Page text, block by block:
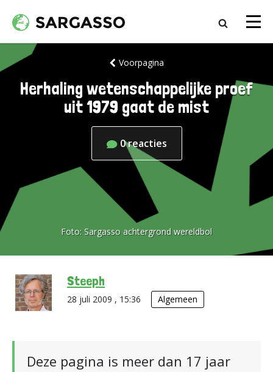
Voorpagina
Herhaling wetenschappelijke proef
uit 1979 gaat de mist
0reacties
Foto: Sargasso achtergrond wereldbol
Steeph
28 juli 2009 , 15:36 Algemeen
Deze pagina is meer dan 17 jaar